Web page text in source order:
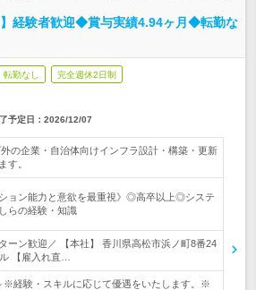
】経験者歓迎◆賞与実績4.94ヶ月◆転勤な
転勤なし 完全週休2日制
予定日： 2026/12/07
の企業・自治体向けインフラ設計・構築・更新
す。
ション能力と意欲を最重視》◎高卒以上◎システ
らの経験・知識
ーン歓迎／ 【本社】 香川県高松市浜ノ町8番24
【雇入れ直…
※経験・スキルに応じて優遇をいたします。※